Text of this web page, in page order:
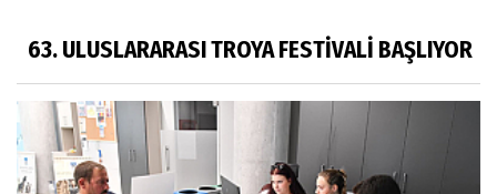
63. ULUSLARARASI TROYA FESTİVALİ BAŞLIYOR